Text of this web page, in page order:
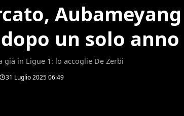
un solo
già in Ligue 1: lo accoglie De Zerbi
31 Luglio 2025 06:49